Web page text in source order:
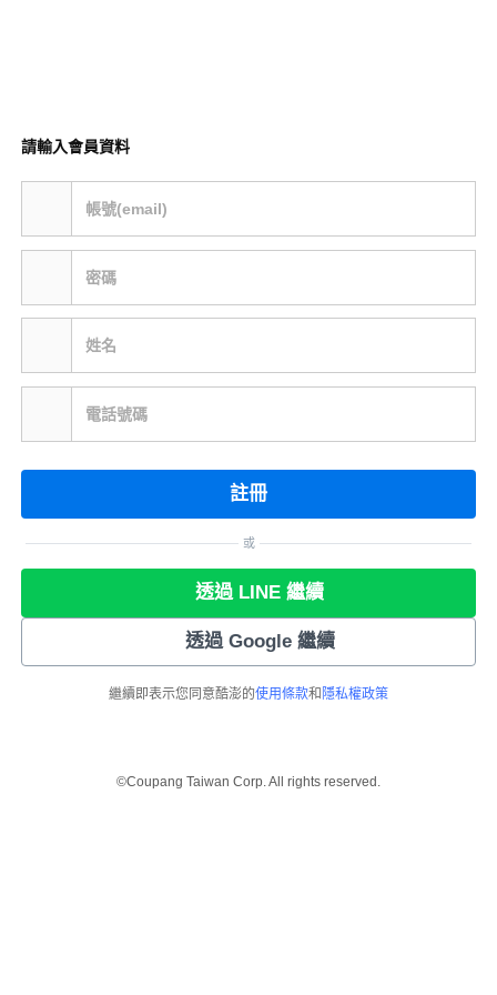
請輸入會員資料
帳號(email)
密碼
姓名
電話號碼
註冊
或
透過 LINE 繼續
透過 Google 繼續
繼續即表示您同意酷澎的使用條款和 隱私權政策
©Coupang Taiwan Corp. All rights reserved.